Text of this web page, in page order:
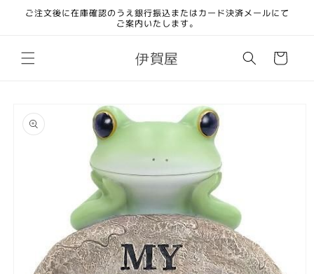
ンツに
ご注文後に在庫確認のうえ銀行振込またはカード決済メールにて
ご案内いたします。
伊賀屋
ー
報にス
キップ